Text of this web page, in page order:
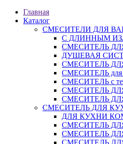
Главная
Каталог
СМЕСИТЕЛИ ДЛЯ
С ДЛИННЫМ
СМЕСИТЕЛЬ
ДУШЕВАЯ
СМЕСИТЕЛЬ
СМЕСИТЕЛЬ для
СМЕСИТЕЛЬ с
СМЕСИТЕЛЬ
СМЕСИТЕЛЬ
СМЕСИТЕЛЬ ДЛЯ
ДЛЯ КУХНИ
СМЕСИТЕЛЬ
СМЕСИТЕЛЬ
СМЕСИТЕЛЬ